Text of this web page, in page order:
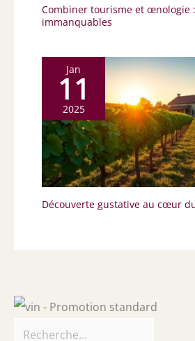
Combiner tourisme et œnologie
immanquables
Jan
11
2025
Découverte gustative au cœur